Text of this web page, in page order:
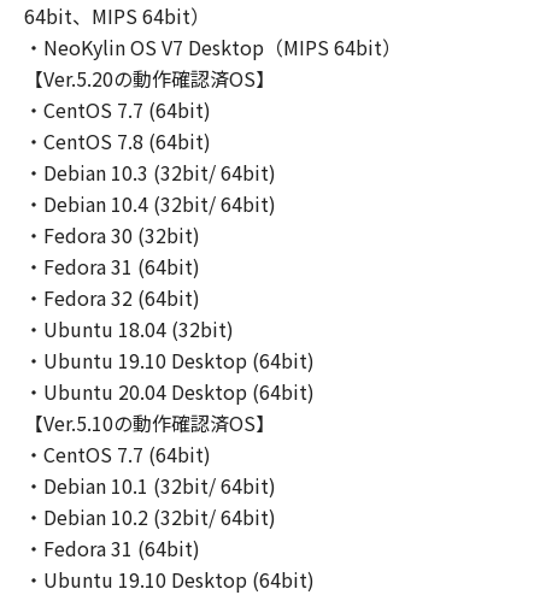
３．情報送信および利用の承諾
お客様は、(1)お客様が「ソフトウェア」を使
用してインターネットを通じてキヤノンまたは
キヤノンが指定した第三者のサーバーにアクセ
スした場合に、お客様の使用環境に適合した情
報・データのお客様への提供のために、「ソフ
トウェア」が、お客様の使用する「プリンタ
ー」の名称およびシリアル番号、「許諾ソフト
ウェア」の種類、言語の設定情報、インクまた
はトナーの情報、「プリンター」の状態に関す
る情報、地域情報、並びにOS・ブラウザーの種
類等の情報を送信する場合があること（但し、
送信されるこれらの情報にお客様の個人情報は
含まれません。）、および、(2)キヤノン、キヤ
ノンの子会社、それらの販売代理店および販売
店が、お客様から送信されたこれらの情報を今
後の製品開発や品質・サービスの向上のために
分析し、利用する場合があることを了解し、こ
れらに同意するものとします。
64bit、MIPS 64bit）
・NeoKylin OS V7 Desktop（MIPS 64bit）
【Ver.5.20の動作確認済OS】
・CentOS 7.7 (64bit)
・CentOS 7.8 (64bit)
・Debian 10.3 (32bit/ 64bit)
・Debian 10.4 (32bit/ 64bit)
・Fedora 30 (32bit)
・Fedora 31 (64bit)
・Fedora 32 (64bit)
・Ubuntu 18.04 (32bit)
・Ubuntu 19.10 Desktop (64bit)
・Ubuntu 20.04 Desktop (64bit)
【Ver.5.10の動作確認済OS】
・CentOS 7.7 (64bit)
・Debian 10.1 (32bit/ 64bit)
・Debian 10.2 (32bit/ 64bit)
・Fedora 31 (64bit)
・Ubuntu 19.10 Desktop (64bit)